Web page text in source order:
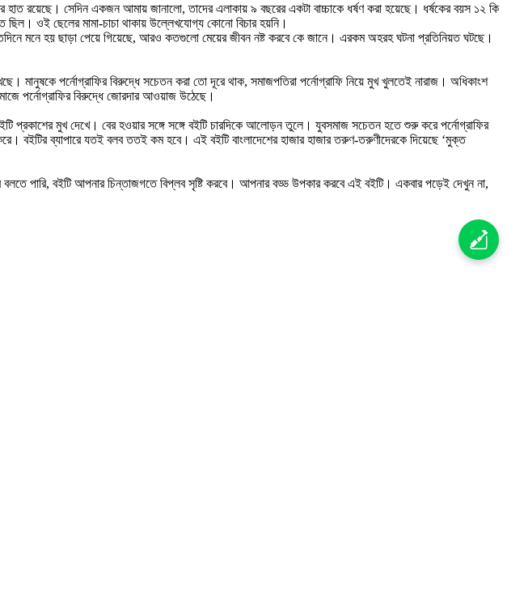
হাত রয়েছে। সেদিন একজন আমায় জানালো, তাদের এলাকায় ৯ বছরের একটা বাচ্চাকে ধর্ষণ করা হয়েছে। ধর্ষকের বয়স ১২ কি
ওই ছেলের মামা-চাচা থাকায় উল্লেখযোগ্য কোনো বিচার হয়নি।
মনে হয় ছাড়া পেয়ে গিয়েছে, আরও কতগুলো মেয়ের জীবন নষ্ট করবে কে জানে। এরকম অহরহ ঘটনা প্রতিনিয়ত ঘটছে।
মানুষকে পর্নোগ্রাফির বিরুদ্ধে সচেতন করা তো দূরে থাক, সমাজপতিরা পর্নোগ্রাফি নিয়ে মুখ খুলতেই নারাজ। অধিকাংশ
পর্নোগ্রাফির বিরুদ্ধে জোরদার আওয়াজ উঠেছে।
প্রকাশের মুখ দেখে। বের হওয়ার সঙ্গে সঙ্গে বইটি চারদিকে আলোড়ন তুলে। যুবসমাজ সচেতন হতে শুরু করে পর্নোগ্রাফির
বইটির ব্যাপারে যতই বলব ততই কম হবে। এই বইটি বাংলাদেশের হাজার হাজার তরুণ-তরুণীদেরকে দিয়েছে ‘মুক্ত
বইটি আপনার চিন্তাজগতে বিপ্লব সৃষ্টি করবে। আপনার বড্ড উপকার করবে এই বইটি। একবার পড়েই দেখুন না,